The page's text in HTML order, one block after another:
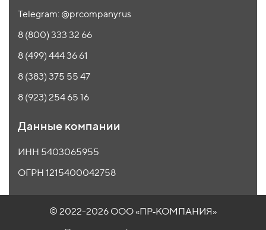
Telegram: @prcompanyrus
8 (800) 333 32 66
8 (499) 444 36 61
8 (383) 375 55 47
8 (923) 254 65 16
Данные компании
ИНН 5403065955
ОГРН 1215400042758
© 2022-2026 ООО «ПР‑КОМПАНИЯ»